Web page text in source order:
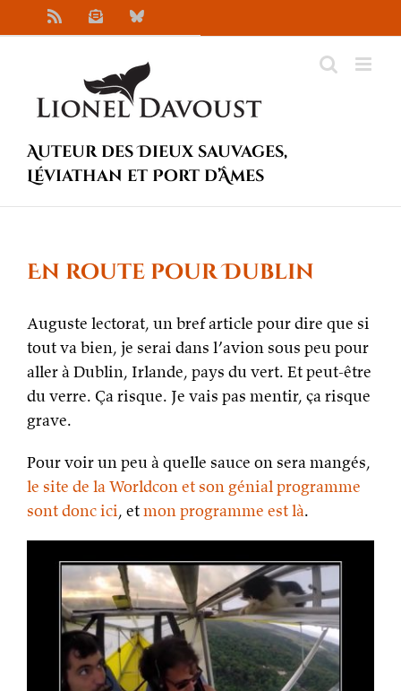
au
NewsletterBluesky
Auteur des Dieux sauvages,
Léviathan et Port d’Âmes
En route pour Dublin
Auguste lectorat, un bref article pour dire que si
tout va bien, je serai dans l’avion sous peu pour
aller à Dublin, Irlande, pays du vert. Et peut-être
du verre. Ça risque. Je vais pas mentir, ça risque
grave.
Pour voir un peu à quelle sauce on sera mangés,
le site de la Worldcon et son génial programme
sont donc ici, etmon programme est là.